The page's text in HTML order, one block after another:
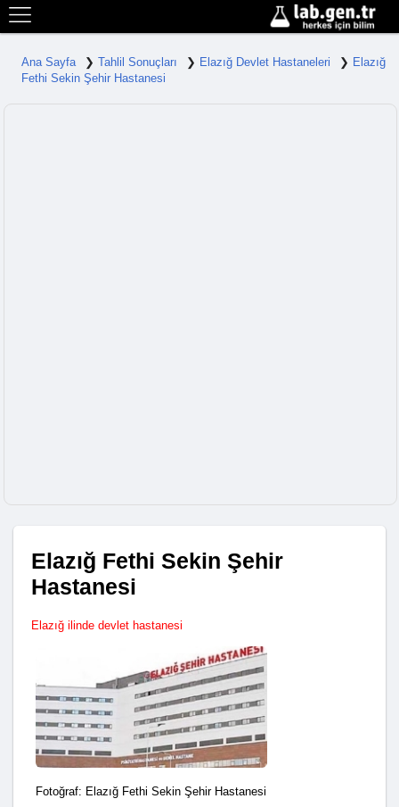
Ana Sayfa Tahlil Sonuçları Elazığ Devlet Hastaneleri
Elazığ
Fethi Sekin Şehir Hastanesi
Elazığ Fethi Sekin Şehir
Hastanesi
Elazığ ilinde devlet hastanesi
Fotoğraf: Elazığ Fethi Sekin Şehir Hastanesi